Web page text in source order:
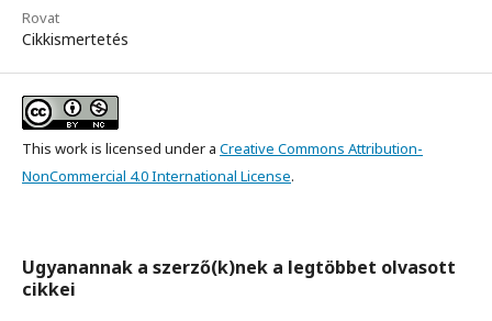
Rovat
Cikkismertetés
This work is licensed under a Creative Commons Attribution-
NonCommercial 4.0 International License.
Ugyanannak a szerző(k)nek a legtöbbet olvasott
cikkei